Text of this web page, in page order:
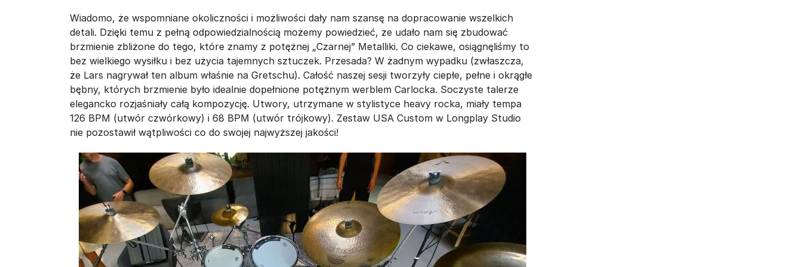
Wiadomo, że wspomniane okoliczności i możliwości dały nam szansę na dopracowanie wszelkich
detali. Dzięki temu z pełną odpowiedzialnością możemy powiedzieć, że udało nam się zbudować
brzmienie zbliżone do tego, które znamy z potężnej „Czarnej” Metalliki. Co ciekawe, osiągnęliśmy to
bez wielkiego wysiłku i bez użycia tajemnych sztuczek. Przesada? W żadnym wypadku (zwłaszcza,
że Lars nagrywał ten album właśnie na Gretschu). Całość naszej sesji tworzyły ciepłe, pełne i okrągłe
bębny, których brzmienie było idealnie dopełnione potężnym werblem Carlocka. Soczyste talerze
elegancko rozjaśniały całą kompozycję. Utwory, utrzymane w stylistyce heavy rocka, miały tempa
126 BPM (utwór czwórkowy) i 68 BPM (utwór trójkowy). Zestaw USA Custom w Longplay Studio
nie pozostawił wątpliwości co do swojej najwyższej jakości!